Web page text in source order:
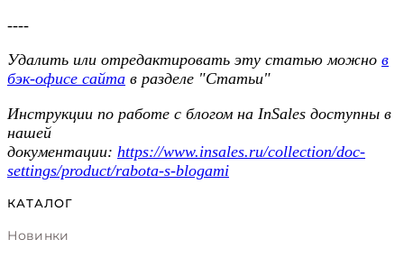
----
Удалить или отредактировать эту статью можно в
бэк-офисе сайта в разделе "Статьи"
Инструкции по работе с блогом на InSales доступны в
нашей
документации: https://www.insales.ru/collection/doc-
settings/product/rabota-s-blogami
КАТАЛОГ
Новинки